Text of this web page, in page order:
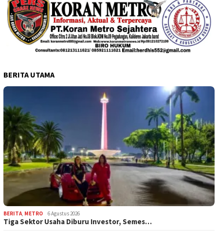
BERITA UTAMA
BERITA, METRO 6 Agustus 2026
Tiga Sektor Usaha Diburu Investor, Semes…